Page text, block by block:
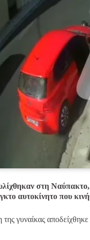
στη Ναύπακτο,
αυτοκίνητο που
της γυναίκας